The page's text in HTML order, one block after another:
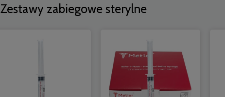
Zestawy zabiegowe sterylne